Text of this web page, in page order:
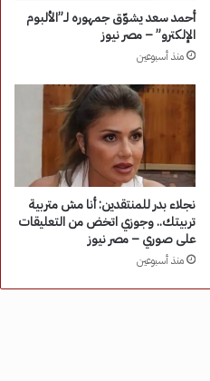
أحمد سعد يشوّق جمهوره لـ”الألبوم
الإلكترو” – مصر نيوز
منذ أسبوعين
نجلاء بدر للمنتقدين: أنا مش متربية
تربيتك.. وجوزي اتخض من التعليقات
على صوري – مصر نيوز
منذ أسبوعين